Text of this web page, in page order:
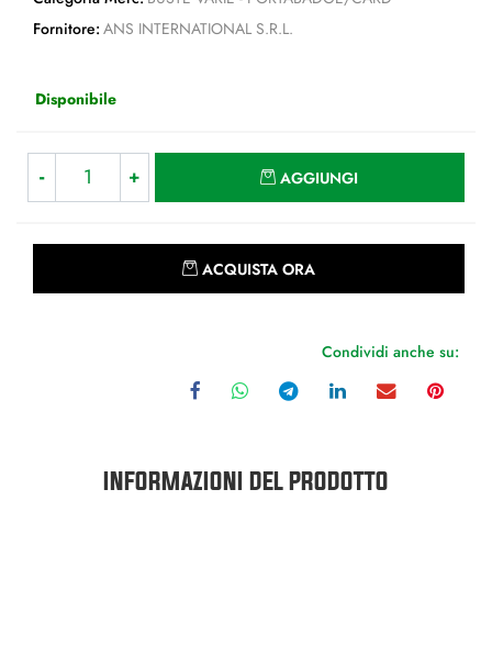
Fornitore: ANS INTERNATIONAL S.R.L.
Disponibile
AGGIUNGI
ACQUISTA ORA
Condividi anche su:
INFORMAZIONI DEL PRODOTTO